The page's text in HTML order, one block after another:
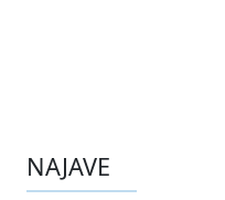
NAJAVE